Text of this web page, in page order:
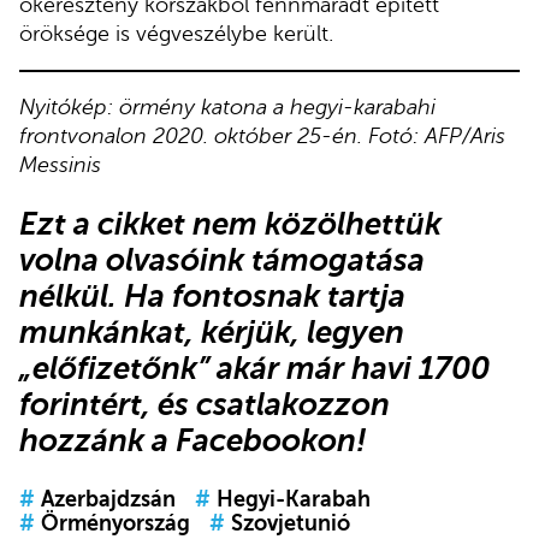
ókeresztény korszakból fennmaradt épített
öröksége is végveszélybe került.
Nyitókép: örmény katona a hegyi-karabahi
frontvonalon 2020. október 25-én. Fotó: AFP/Aris
Messinis
Ezt a cikket nem közölhettük
volna olvasóink támogatása
nélkül. Ha fontosnak tartja
munkánkat, kérjük, legyen
„előfizetőnk”akár már havi 1700
forintért, és csatlakozzon
hozzánk a Facebookon!
# Azerbajdzsán # Hegyi-Karabah
# Örményország # Szovjetunió